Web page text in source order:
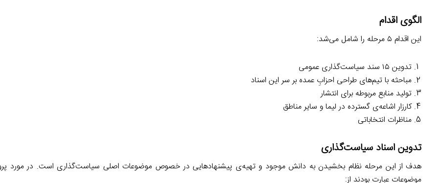
الگوی اقدام
این اقدام ۵ مرحله را شامل می‌شد:
تدوین ۱۵ سند سیاست‌گذاری عمومی
مباحثه با تیم‌های طراحی احزابِ عمده بر سر این اسناد
تولید منابع مربوطه برای انتشار
کارزار اشاعه‌ی گسترده در لیما و سایر مناطق
مناظرات انتخاباتی
تدوین اسناد سیاست‌گذاری
هدف از این مرحله نظام بخشیدن به دانش موجود و تهیه‌ی پیشنهاد‌هایی در خصوص موضوعات اصلی سیاست‌گذاری است. در مورد
موضوعات عبارت بودند از: